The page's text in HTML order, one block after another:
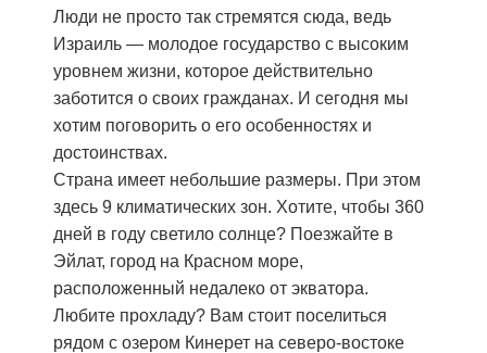
Люди не просто так стремятся сюда, ведь
Израиль — молодое государство с высоким
уровнем жизни, которое действительно
заботится о своих гражданах. И сегодня мы
хотим поговорить о его особенностях и
достоинствах.
Страна имеет небольшие размеры. При этом
здесь 9 климатических зон. Хотите, чтобы 360
дней в году светило солнце? Поезжайте в
Эйлат, город на Красном море,
расположенный недалеко от экватора.
Любите прохладу? Вам стоит поселиться
рядом с озером Кинерет на северо-востоке